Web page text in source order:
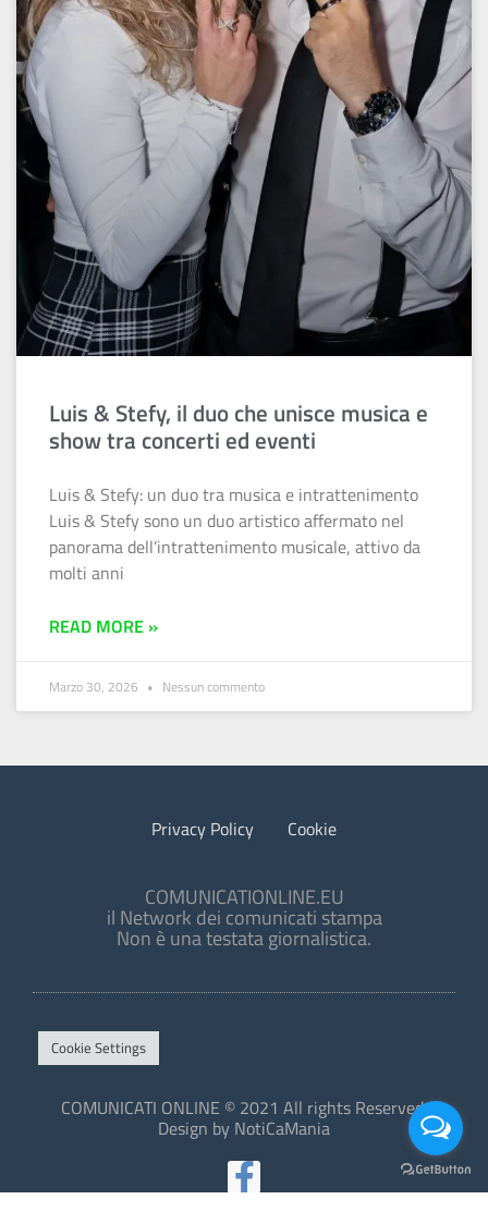
Luis & Stefy, il duo che unisce musica e
show tra concerti ed eventi
Luis & Stefy: un duo tra musica e intrattenimento
Luis & Stefy sono un duo artistico affermato nel
panorama dell’intrattenimento musicale, attivo da
molti anni
READ MORE »
Marzo 30, 2026 Nessun commento
Privacy Policy Cookie
COMUNICATIONLINE.EU
il Network dei comunicati stampa
Non è una testata giornalistica.
Cookie Settings
COMUNICATI ONLINE © 2021 All rights Reserved.
Design by NotiCaMania